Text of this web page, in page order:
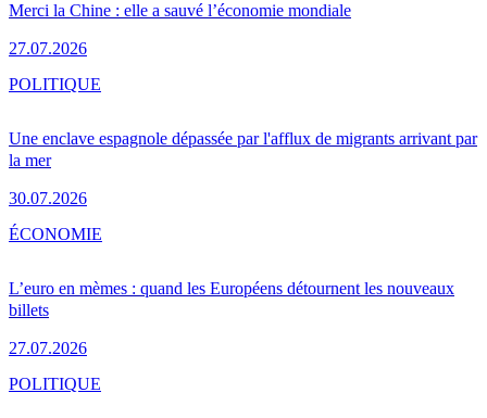
Merci la Chine : elle a sauvé l’économie mondiale
27.07.2026
Une enclave espagnole dépassée par l'afflux de migrants arrivant par
la mer
30.07.2026
POLITIQUE
L’euro en mèmes : quand les Européens détournent les nouveaux
billets
27.07.2026
ÉCONOMIE
POLITIQUE